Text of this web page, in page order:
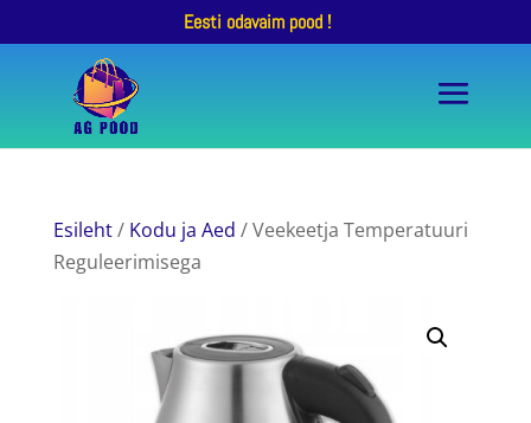
Eesti odavaim pood !
Esileht/ Kodu ja Aed / Veekeetja Temperatuuri
Reguleerimisega